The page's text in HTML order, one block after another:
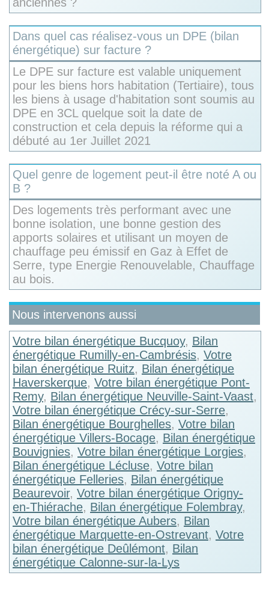
Dans quel cas réalisez-vous un DPE (bilan
énergétique) sur facture ?
Le DPE sur facture est valable uniquement
pour les biens hors habitation (Tertiaire), tous
les biens à usage d'habitation sont soumis au
DPE en 3CL quelque soit la date de
construction et cela depuis la réforme qui a
débuté au 1er Juillet 2021
Quel genre de logement peut-il être noté A ou
B ?
Des logements très performant avec une
bonne isolation, une bonne gestion des
apports solaires et utilisant un moyen de
chauffage peu émissif en Gaz à Effet de
Serre, type Energie Renouvelable, Chauffage
au bois.
Nous intervenons aussi
Votre bilan énergétique Bucquoy, Bilan
énergétique Rumilly-en-Cambrésis, Votre
bilan énergétique Ruitz, Bilan énergétique
Haverskerque, Votre bilan énergétique Pont-
Remy, Bilan énergétique Neuville-Saint-Vaast,
Votre bilan énergétique Crécy-sur-Serre,
Bilan énergétique Bourghelles, Votre bilan
énergétique Villers-Bocage, Bilan énergétique
Bouvignies, Votre bilan énergétique Lorgies,
Bilan énergétique Lécluse, Votre bilan
énergétique Felleries, Bilan énergétique
Beaurevoir, Votre bilan énergétique Origny-
en-Thiérache, Bilan énergétique Folembray,
Votre bilan énergétique Aubers, Bilan
énergétique Marquette-en-Ostrevant, Votre
bilan énergétique Deûlémont, Bilan
énergétique Calonne-sur-la-Lys